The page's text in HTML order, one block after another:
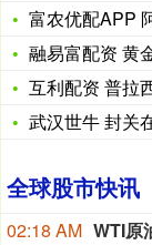
富农优配APP
融易富配资 黄
互利配资 普拉
武汉世牛 封关在
全球股市快讯
02:18 AM WTI原